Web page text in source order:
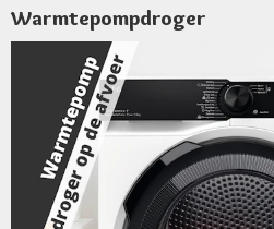
Warmtepompdroger